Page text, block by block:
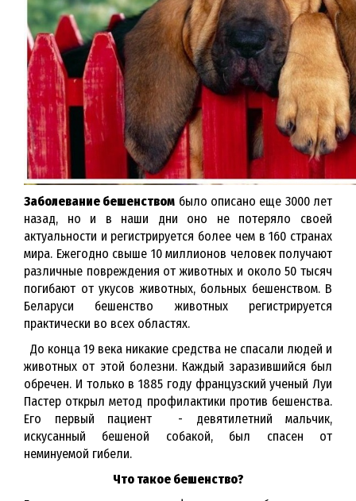
Заболевание бешенством было описано еще 3000 лет
назад, но и в наши дни оно не потеряло своей
актуальности и регистрируется более чем в 160 странах
мира. Ежегодно свыше 10 миллионов человек получают
различные повреждения от животных и около 50 тысяч
погибают от укусов животных, больных бешенством. В
Беларуси бешенство животных регистрируется
практически во всех областях.
До конца 19 века никакие средства не спасали людей и
животных от этой болезни. Каждый заразившийся был
обречен. И только в 1885 году французский ученый Луи
Пастер открыл метод профилактики против бешенства.
Его первый пациент - девятилетний мальчик,
искусанный бешеной собакой, был спасен от
неминуемой гибели.
Что такое бешенство?